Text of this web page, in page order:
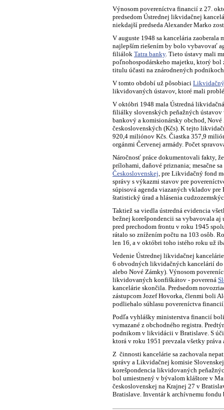
Výnosom povereníctva financií z 27.
predsedom Ústrednej likvidačnej
niekdajší predseda Alexander Marko
V auguste 1948 sa kancelária
najlepším riešením by bolo vybavovať
filiálok Tatra banky. Tieto ústavy mali
poľnohospodárskeho majetku, ktorý
titulu účasti na znárodnených
V tomto období už pôsobiaci
likvidovaných ústavov, ktoré mali
V októbri 1948 mala Ústredná
filiálky slovenských peňažných
bankový a komisionársky obchod,
československých (Kčs). K tejto
920,4 miliónov Kčs. Čiastka 357,9
orgánmi Červenej armády. Počet
Náročnosť práce dokumentovali fakty,
prílohami, daňové priznania; mesačne
Československej, pre Likvidačný fond
správy s výkazmi stavov pre
súpisová agenda viazaných vkladov
štatistický úrad a hlásenia
Taktiež sa viedla ústredná evidencia
bežnej korešpondencii sa vybavovala
pred prechodom frontu v roku 1945
rátalo so znížením počtu na 103 osôb.
len 16, a v októbri toho istého roku už
Vedenie Ústrednej likvidačnej
6 obvodných likvidačných kancelárií do
alebo Nové Zámky). Výnosom
likvidovaných konfiškátov - poverená
kancelárie skončila. Predsedom
zástupcom Jozef Hovorka, členmi boli
podliehalo súhlasu povereníctva
Podľa vyhlášky ministerstva financií
vymazané z obchodného registra.
podnikom v likvidácii v Bratislave. S
ktorá v roku 1951 prevzala všetky
Z činnosti kancelárie sa zachovala
správy a Likvidačnej komisie
korešpondencia likvidovaných
bol umiestnený v bývalom kláštore v
československej na Krajnej 27 v
Bratislave. Inventár k archívnemu